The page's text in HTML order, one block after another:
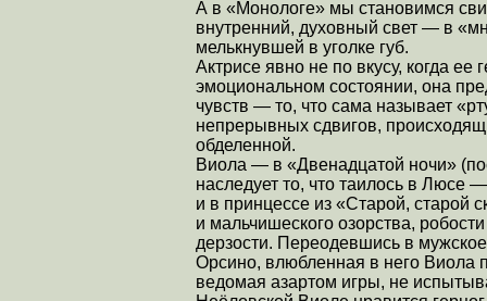
А в «Монологе» мы становимся
внутренний, духовный свет — в
мелькнувшей в уголке губ.
Актрисе явно не по вкусу, когда ее
эмоциональном состоянии, она
чувств — то, что сама называет
непрерывных сдвигов,
обделенной.
Виола — в «Двенадцатой ночи»
наследует то, что таилось в
и в принцессе из «Старой, старой
и мальчишеского озорства,
дерзости. Переодевшись в
Орсино, влюбленная в него Виола
ведомая азартом игры, не